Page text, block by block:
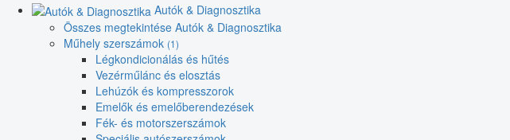
Autók & Diagnosztika
Összes megtekintése Autók & Diagnosztika
Műhely szerszámok (1)
Légkondicionálás és hűtés
Vezérműlánc és elosztás
Lehúzók és kompresszorok
Emelők és emelőberendezések
Fék- és motorszerszámok